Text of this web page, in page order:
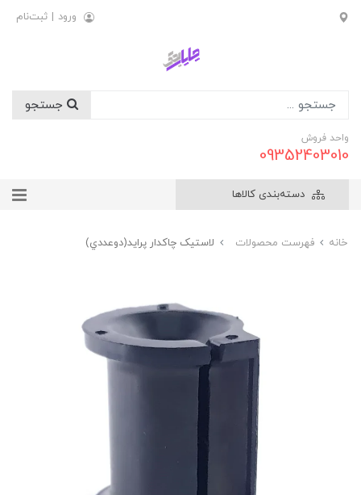
ورود | ثبت‌نام
واحد فروش
09352403010
دسته‌بندی کالاها
خانه فهرست محصولات لاستيک چاکدار پرايد(دوعددي)